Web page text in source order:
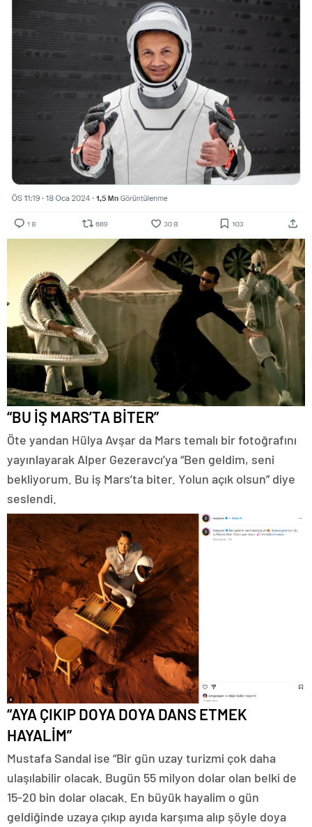
“BU İŞ MARS’TA BİTER”
Öte yandan Hülya Avşar da Mars temalı bir fotoğrafını
yayınlayarak Alper Gezeravcı’ya “Ben geldim, seni
bekliyorum. Bu iş Mars’ta biter. Yolun açık olsun” diye
seslendi.
“AYA ÇIKIP DOYA DOYA DANS ETMEK
HAYALİM”
Mustafa Sandal ise “Bir gün uzay turizmi çok daha
ulaşılabilir olacak. Bugün 55 milyon dolar olan belki de
15-20 bin dolar olacak. En büyük hayalim o gün
geldiğinde uzaya çıkıp ayıda karşıma alıp şöyle doya